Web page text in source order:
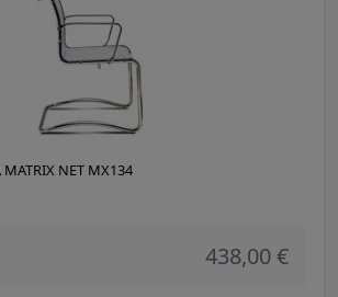
MATRIX NET MX134
438,00 €